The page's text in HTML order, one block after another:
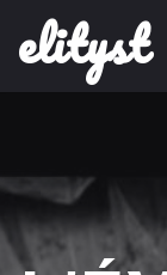
elityst
Skip to content